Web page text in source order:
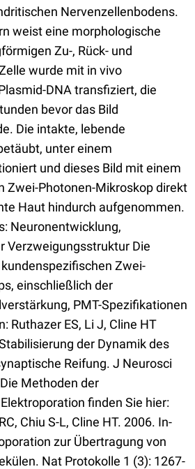
Nervenzellenbodens.
weist eine morphologische
Zu-, Rück- und
wurde mit in vivo
DNA transfiziert, die
bevor das Bild
Die intakte, lebende
unter einem
und dieses Bild mit einem
Zwei-Photonen-Mikroskop direkt
Haut hindurch aufgenommen.
Neuronentwicklung,
Verzweigungsstruktur Die
Zwei-
einschließlich der
PMT-Spezifikationen
Ruthazer ES, Li J, Cline HT
der Dynamik des
Reifung. J Neurosci
Methoden der
finden Sie hier:
Chiu S-L, Cline HT. 2006. In-
zur Übertragung von
Nat Protokolle 1 (3): 1267-